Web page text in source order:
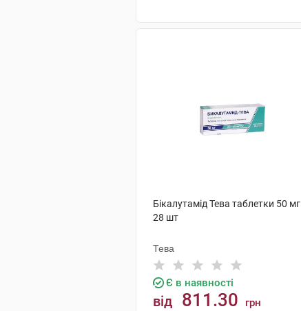
Бікалутамід Тева таблетки 50 мг
28 шт
Тева
Є в наявності
від 811.30 грн